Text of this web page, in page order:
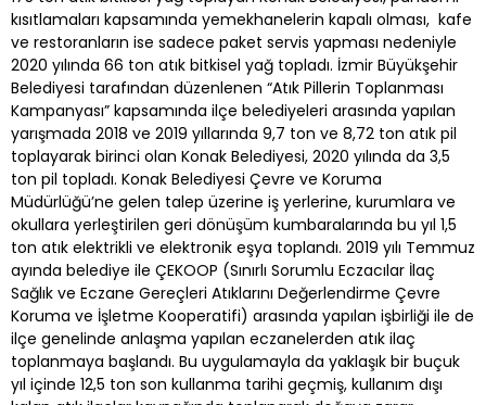
kısıtlamaları kapsamında yemekhanelerin kapalı olması, kafe
ve restoranların ise sadece paket servis yapması nedeniyle
2020 yılında 66 ton atık bitkisel yağ topladı. İzmir Büyükşehir
Belediyesi tarafından düzenlenen “Atık Pillerin Toplanması
Kampanyası” kapsamında ilçe belediyeleri arasında yapılan
yarışmada 2018 ve 2019 yıllarında 9,7 ton ve 8,72 ton atık pil
toplayarak birinci olan Konak Belediyesi, 2020 yılında da 3,5
ton pil topladı. Konak Belediyesi Çevre ve Koruma
Müdürlüğü’ne gelen talep üzerine iş yerlerine, kurumlara ve
okullara yerleştirilen geri dönüşüm kumbaralarında bu yıl 1,5
ton atık elektrikli ve elektronik eşya toplandı. 2019 yılı Temmuz
ayında belediye ile ÇEKOOP (Sınırlı Sorumlu Eczacılar İlaç
Sağlık ve Eczane Gereçleri Atıklarını Değerlendirme Çevre
Koruma ve İşletme Kooperatifi) arasında yapılan işbirliği ile de
ilçe genelinde anlaşma yapılan eczanelerden atık ilaç
toplanmaya başlandı. Bu uygulamayla da yaklaşık bir buçuk
yıl içinde 12,5 ton son kullanma tarihi geçmiş, kullanım dışı